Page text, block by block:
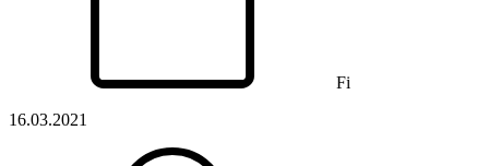
Fi
16.03.2021